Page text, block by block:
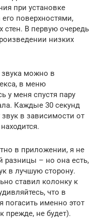
при установке
поверхностями,
В первую очередь
низких
звука можно в
в меню
у меня спустя пару
Каждые 30 секунд
звук в зависимости от
в приложении, я не
разницы – но она есть,
в лучшую сторону.
ставил колонку к
что в
погасить именно этот
прежде, не будет).